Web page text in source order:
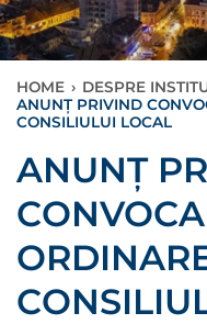
HOME › DESPRE
ANUNȚ PRIVIND
CONSILIULUI LOCAL
ANUNȚ